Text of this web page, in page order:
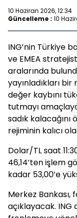
10 Haziran 2026, 12:34
Güncelleme : 10
ING’nin Türkiye
ve EMEA
aralarında
yayınladıkları bir
değer kaybını
tutmayı
sadık
rejiminin kalıcı
Dolar/TL saat
46,14’ten işlem
kadar 53,00’e
Merkez Bankası,
açıklayacak.